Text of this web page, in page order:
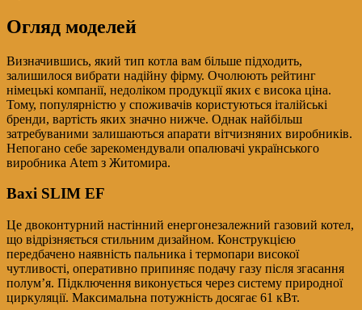
Огляд моделей
Визначившись, який тип котла вам більше підходить,
залишилося вибрати надійну фірму. Очолюють рейтинг
німецькі компанії, недоліком продукції яких є висока ціна.
Тому, популярністю у споживачів користуються італійські
бренди, вартість яких значно нижче. Однак найбільш
затребуваними залишаються апарати вітчизняних виробників.
Непогано себе зарекомендували опалювачі українського
виробника Atem з Житомира.
Baxi SLIM EF
Це двоконтурний настінний енергонезалежний газовий котел,
що відрізняється стильним дизайном. Конструкцією
передбачено наявність пальника і термопари високої
чутливості, оперативно припиняє подачу газу після згасання
полум’я. Підключення виконується через систему природної
циркуляції. Максимальна потужність досягає 61 кВт.